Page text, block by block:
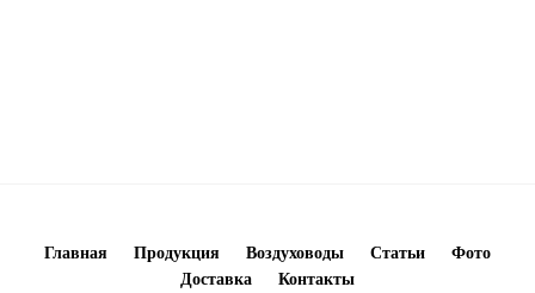
Главная Продукция Воздуховоды Статьи
Фото
Доставка
Контакты